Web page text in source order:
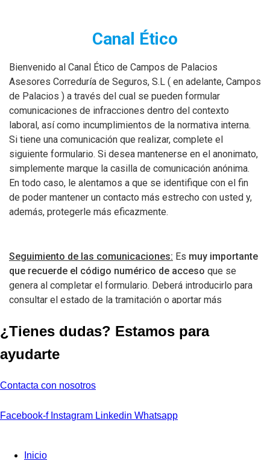
¿Tienes dudas? Estamos para
ayudarte
Contacta con nosotros
Facebook-f Instagram Linkedin Whatsapp
Inicio